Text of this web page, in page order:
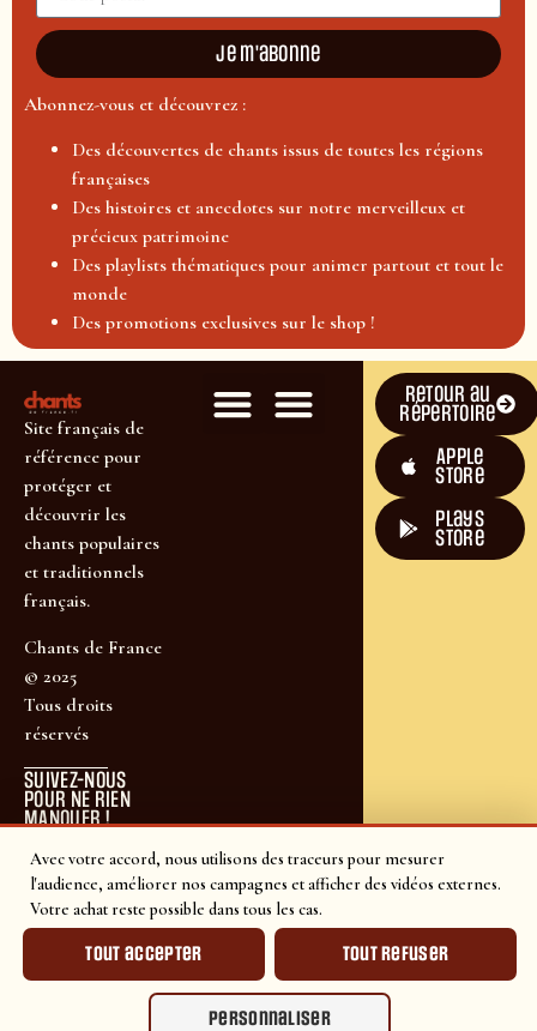
Avec votre accord, nous utilisons des traceurs pour mesurer
l'audience, améliorer nos campagnes et afficher des vidéos externes.
Votre achat reste possible dans tous les cas.
Tout accepter Tout refuser
Personnaliser
Je m'abonne
Abonnez-vous et découvrez :
Des découvertes de chants issus de toutes les régions
françaises
Des histoires et anecdotes sur notre merveilleux et
précieux patrimoine
Des playlists thématiques pour animer partout et tout le
monde
Des promotions exclusives sur le shop !
Site français de
référence pour
protéger et
découvrir les
chants populaires
et traditionnels
français.
Chants de France
© 2025
Tous droits
réservés
SUIVEZ-NOUS
POUR NE RIEN
MANQUER !
Retour au
répertoire
Apple
Store
plays
store